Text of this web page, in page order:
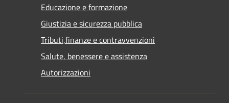
Educazione e formazione
Giustizia e sicurezza pubblica
Tributi,finanze e contravvenzioni
Salute, benessere e assistenza
Autorizzazioni